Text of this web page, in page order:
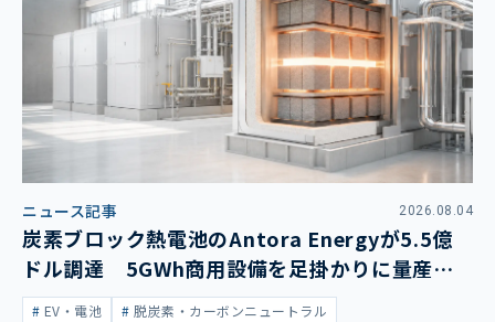
ニュース記事 2026.08.04
炭素ブロック熱電池のAntora Energyが5.5億
ドル調達 5GWh商用設備を足掛かりに量産拡
大EV・電池
脱炭素・カーボンニュートラル